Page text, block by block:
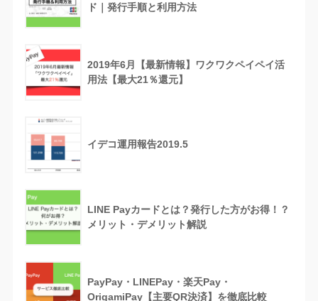
ド｜発行手順と利用方法
2019年6月【最新情報】ワクワクペイペイ活
用法【最大21％還元】
イデコ運用報告2019.5
LINE Payカードとは？発行した方がお得！？
メリット・デメリット解説
PayPay・LINEPay・楽天Pay・
OrigamiPay【主要QR決済】を徹底比較